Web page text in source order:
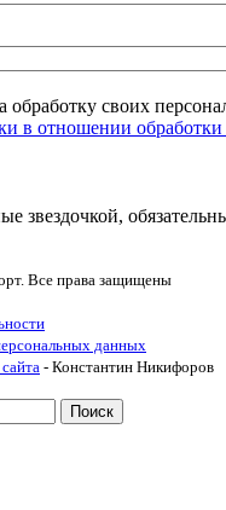
обработку своих
в отношении
звездочкой,
Все права защищены
данных
- Константин Никифоров
Поиск